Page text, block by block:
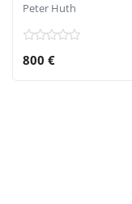
Peter Huth
800 €